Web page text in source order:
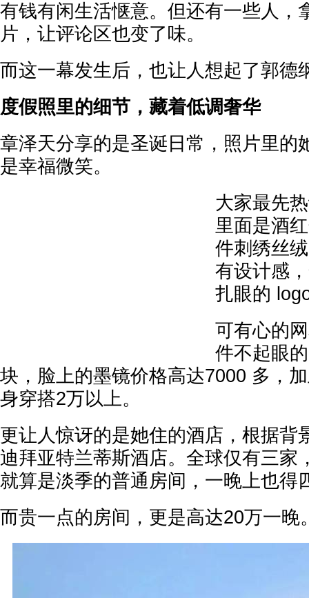
有钱有闲生活惬意。但还有一些人，
片，让评论区也变了味。
而这一幕发生后，也让人想起了郭德
度假照里的细节，藏着低调奢华
章泽天分享的是圣诞日常，照片里的
是幸福微笑。
大家最先
里面是酒
件刺绣丝
有设计感
扎眼的
可有心的
件不起眼
块，脸上的墨镜价格高达7000 多，
身穿搭2万以上。
更让人惊讶的是她住的酒店，根据背
迪拜亚特兰蒂斯酒店。全球仅有三家
就算是淡季的普通房间，一晚上也得
而贵一点的房间，更是高达20万一晚